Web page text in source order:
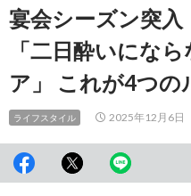
移
動宴会シーズン突
「二日酔いにな
ア」 これが4つの
ライフスタイル 2025年12月6日